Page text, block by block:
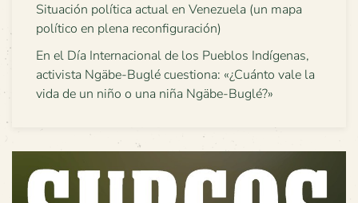
Situación política actual en Venezuela (un mapa
político en plena reconfiguración)
En el Día Internacional de los Pueblos Indígenas,
activista Ngäbe-Buglé cuestiona: «¿Cuánto vale la
vida de un niño o una niña Ngäbe-Buglé?»